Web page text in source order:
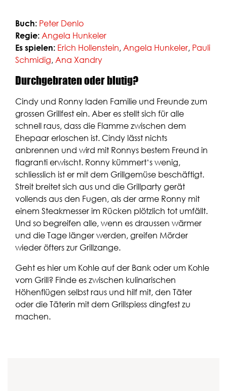
Buch: Peter Denlo
Regie: Angela Hunkeler
Es spielen: Erich Hollenstein, Angela Hunkeler, Pauli
Schmidig, Ana Xandry
Durchgebraten oder blutig?
Cindy und Ronny laden Familie und Freunde zum
grossen Grillfest ein. Aber es stellt sich für alle
schnell raus, dass die Flamme zwischen dem
Ehepaar erloschen ist. Cindy lässt nichts
anbrennen und wird mit Ronnys bestem Freund in
flagranti erwischt. Ronny kümmert‘s wenig,
schliesslich ist er mit dem Grillgemüse beschäftigt.
Streit breitet sich aus und die Grillparty gerät
vollends aus den Fugen, als der arme Ronny mit
einem Steakmesser im Rücken plötzlich tot umfällt.
Und so begreifen alle, wenn es draussen wärmer
und die Tage länger werden, greifen Mörder
wieder öfters zur Grillzange.
Geht es hier um Kohle auf der Bank oder um Kohle
vom Grill? Finde es zwischen kulinarischen
Höhenflügen selbst raus und hilf mit, den Täter
oder die Täterin mit dem Grillspiess dingfest zu
machen.